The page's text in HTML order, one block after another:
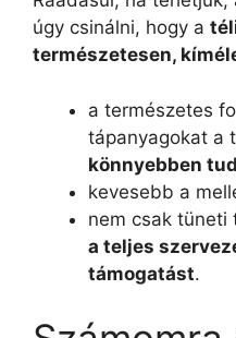
úgy csinálni, hogy a
természetesen,
a természetes
tápanyagokat a
könnyebben
kevesebb a
nem csak tüneti
a teljes
támogatást.